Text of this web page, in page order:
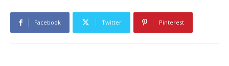
Facebook Twitter Pinterest